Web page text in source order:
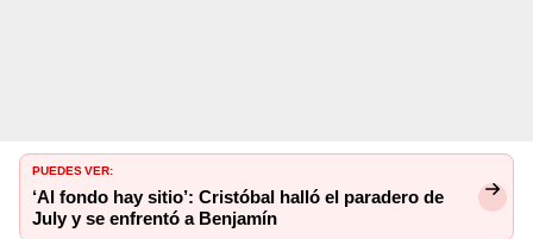
PUEDES VER:
‘Al fondo hay sitio’: Cristóbal halló el paradero de
July y se enfrentó a Benjamín